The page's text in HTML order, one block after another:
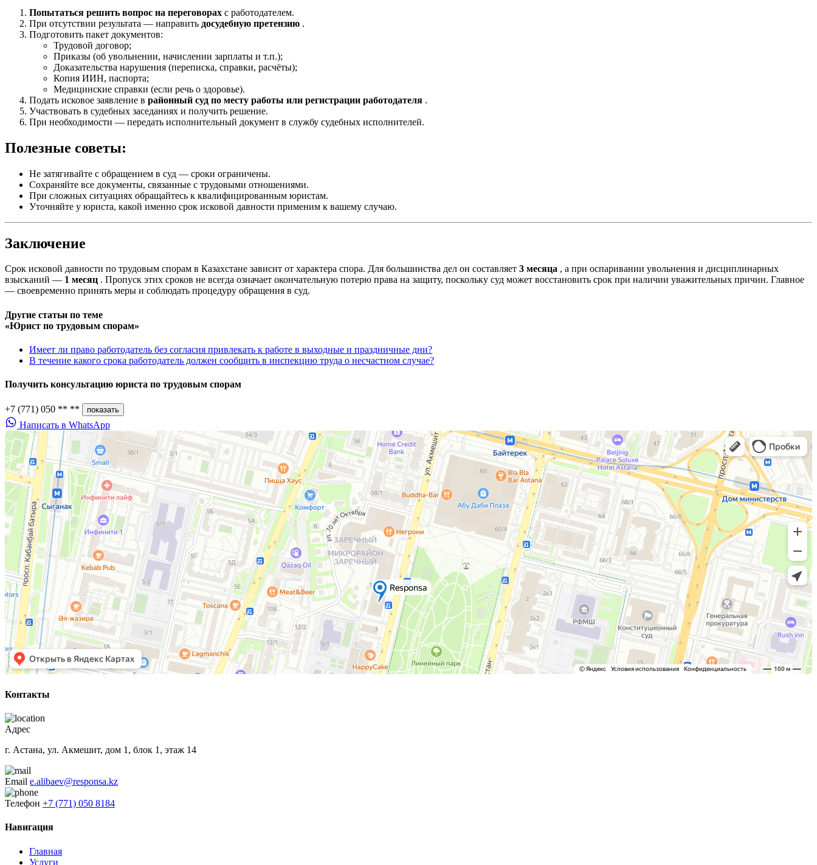
Попытаться решить вопрос на переговорах с работодателем.
При отсутствии результата — направить досудебную претензию .
Подготовить пакет документов:
Трудовой договор;
Приказы (об увольнении, начислении зарплаты и т.п.);
Доказательства нарушения (переписка, справки, расчёты);
Копия ИИН, паспорта;
Медицинские справки (если речь о здоровье).
Подать исковое заявление в районный суд по месту работы или регистрации работодателя .
Участвовать в судебных заседаниях и получить решение.
При необходимости — передать исполнительный документ в службу судебных исполнителей.
Полезные советы:
Не затягивайте с обращением в суд — сроки ограничены.
Сохраняйте все документы, связанные с трудовыми отношениями.
При сложных ситуациях обращайтесь к квалифицированным юристам.
Уточняйте у юриста, какой именно срок исковой давности применим к вашему случаю.
Заключение
Срок исковой давности по трудовым спорам в Казахстане зависит от характера спора. Для большинства дел он составляет 3 месяца , а при оспаривании увольнения и дисциплинарных
взысканий — 1 месяц . Пропуск этих сроков не всегда означает окончательную потерю права на защиту, поскольку суд может восстановить срок при наличии уважительных причин. Главное
— своевременно принять меры и соблюдать процедуру обращения в суд.
Другие статьи по теме
«Юрист по трудовым спорам»
Имеет ли право работодатель без согласия привлекать к работе в выходные и праздничные дни?
В течение какого срока работодатель должен сообщить в инспекцию труда о несчастном случае?
Получить консультацию юриста по трудовым спорам
+7 (771) 050 ** ** показать
Написать в WhatsApp
Контакты
Адрес
г. Астана, ул. Акмешит, дом 1, блок 1, этаж 14
Email e.alibaev@responsa.kz
Телефон +7 (771) 050 8184
Навигация
Главная
Услуги